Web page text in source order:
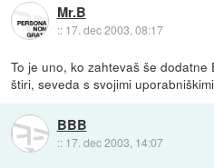
Mr.B
:: 17. dec 2003, 08:17
To je uno, ko zahtevaš še dodatne
štiri, seveda s svojimi
BBB
:: 17. dec 2003, 14:07